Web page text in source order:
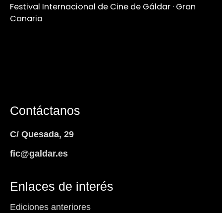
Festival Internacional de Cine de Gáldar · Gran
Canaria
Contáctanos
C/ Quesada, 29
fic@galdar.es
Enlaces de interés
Ediciones anteriores